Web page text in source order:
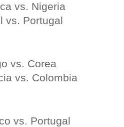
vs. Nigeria
vs. Portugal
vs. Corea
vs. Colombia
vs. Portugal